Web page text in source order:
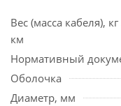
Вес (масса кабеля), кг
км
Нормативный
Оболочка
Диаметр, мм